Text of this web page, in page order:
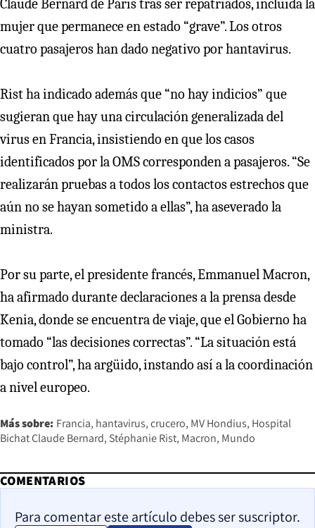
Claude Bernard de París tras ser repatriados, incluida la
mujer que permanece en estado “grave”. Los otros
cuatro pasajeros han dado negativo por hantavirus.
Rist ha indicado además que “no hay indicios” que
sugieran que hay una circulación generalizada del
virus en Francia, insistiendo en que los casos
identificados por la OMS corresponden a pasajeros. “Se
realizarán pruebas a todos los contactos estrechos que
aún no se hayan sometido a ellas”, ha aseverado la
ministra.
Por su parte, el presidente francés, Emmanuel Macron,
ha afirmado durante declaraciones a la prensa desde
Kenia, donde se encuentra de viaje, que el Gobierno ha
tomado “las decisiones correctas”. “La situación está
bajo control”, ha argüido, instando así a la coordinación
a nivel europeo.
Más sobre: Francia hantavirus crucero MV Hondius Hospital
Bichat Claude Bernard Stéphanie Rist Macron Mundo
COMENTARIOS
Para comentar este artículo debes ser suscriptor.